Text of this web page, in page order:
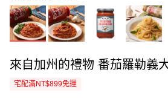
來自加州的禮物 番茄羅勒義
宅配滿NT$899免運